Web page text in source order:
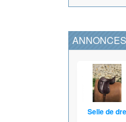
Selle de